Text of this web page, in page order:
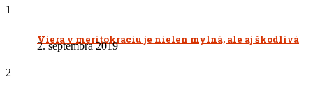
1
Viera v meritokraciu je nielen mylná, ale aj škodlivá
2. septembra 2019
2